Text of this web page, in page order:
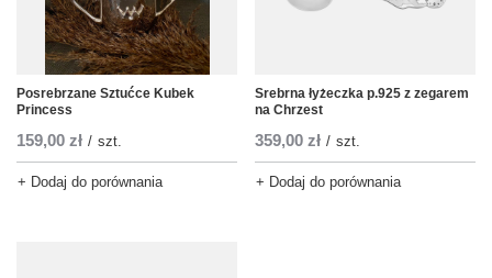
Posrebrzane Sztućce Kubek
Princess
159,00 zł / szt.
+ Dodaj do porównania
Srebrna łyżeczka p.925 z zegarem
na Chrzest
359,00 zł / szt.
+ Dodaj do porównania